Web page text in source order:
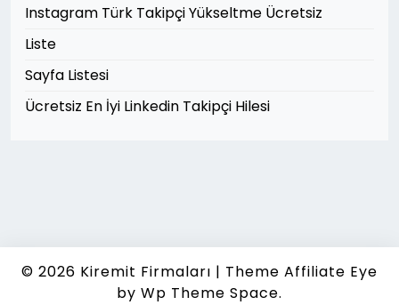
Instagram Türk Takipçi Yükseltme Ücretsiz
Liste
Sayfa Listesi
Ücretsiz En İyi Linkedin Takipçi Hilesi
© 2026 Kiremit Firmaları | Theme Affiliate Eye
by Wp Theme Space.